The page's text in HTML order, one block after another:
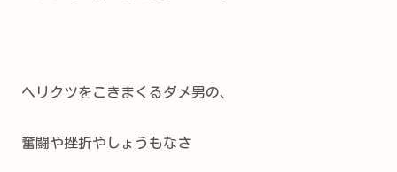
ヘリクツをこきまくるダメ男の、
奮闘や挫折やしょうもなさ